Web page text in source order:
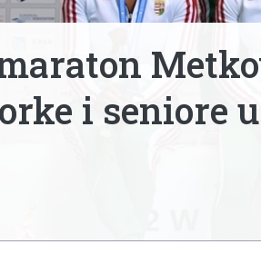
i seniore